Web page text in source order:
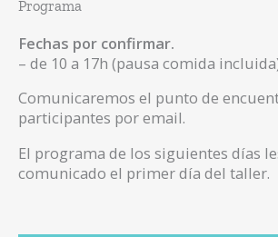
Programa
Fechas por confirmar.
– de 10 a 17h (pausa comida
Comunicaremos el punto de
participantes por email.
El programa de los siguientes días
comunicado el primer día del taller.